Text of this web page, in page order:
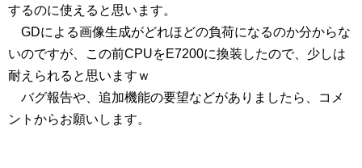
するのに使えると思います。
GDによる画像生成がどれほどの負荷になるのか分からな
いのですが、この前CPUをE7200に換装したので、少しは
耐えられると思いますｗ
バグ報告や、追加機能の要望などがありましたら、コメ
ントからお願いします。